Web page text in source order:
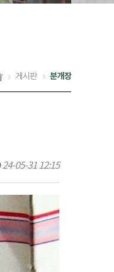
게시판 분개장
24-05-31 12:15